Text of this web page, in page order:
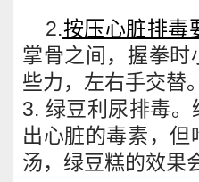
2.按压心脏排毒
掌骨之间，握拳
些力，左右手交替。
3. 绿豆利尿排毒
出心脏的毒素，
汤，绿豆糕的效果